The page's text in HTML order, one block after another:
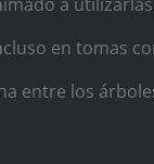
en tomas
entre los